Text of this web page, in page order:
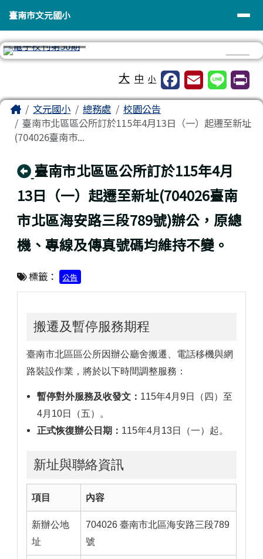
臺南市文元國小
導覽列
臺南市文元國小
大 中 小
主內容區域
Home文元國小 總務處
校園公告
臺南市北區區公所訂於115年4月13日（一）起遷至新址
(704026臺南市...
回上頁
臺南市北區區公所訂於115年4月
13日（一）起遷至新址(704026臺南
市北區海安路三段789號)辦公，原總
機、專線及傳真號碼均維持不變。
標籤： 公告
搬遷及暫停服務期程
臺南市北區區公所因辦公廳舍搬遷、電話移機與網
路裝設作業，將於以下時間調整服務：
暫停對外服務及收發文： 115年4月9日（四）至
4月10日（五）。
正式恢復辦公日期： 115年4月13日（一）起。
新址與聯絡資訊
項目 內容
新辦公地
址
704026 臺南市北區海安路三段789
號
頁尾區域